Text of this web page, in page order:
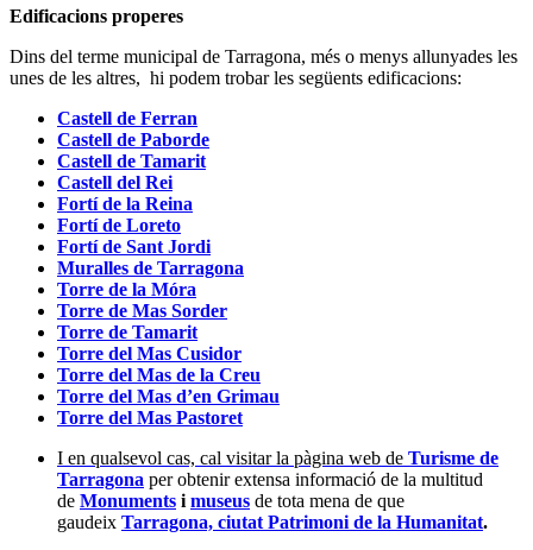
Edificacions properes
Dins del terme municipal de Tarragona, més o menys allunyades les
unes de les altres, hi podem trobar les següents edificacions:
Castell de Ferran
Castell de Paborde
Castell de Tamarit
Castell del Rei
Fortí de la Reina
Fortí de Loreto
Fortí de Sant Jordi
Muralles de Tarragona
Torre de la Móra
Torre de Mas Sorder
Torre de Tamarit
Torre del Mas Cusidor
Torre del Mas de la Creu
Torre del Mas d’en Grimau
Torre del Mas Pastoret
I en qualsevol cas, cal visitar la pàgina web de Turisme de
Tarragona per obtenir extensa informació de la multitud
de Monuments i museus de tota mena de que
gaudeix Tarragona, ciutat Patrimoni de la Humanitat.